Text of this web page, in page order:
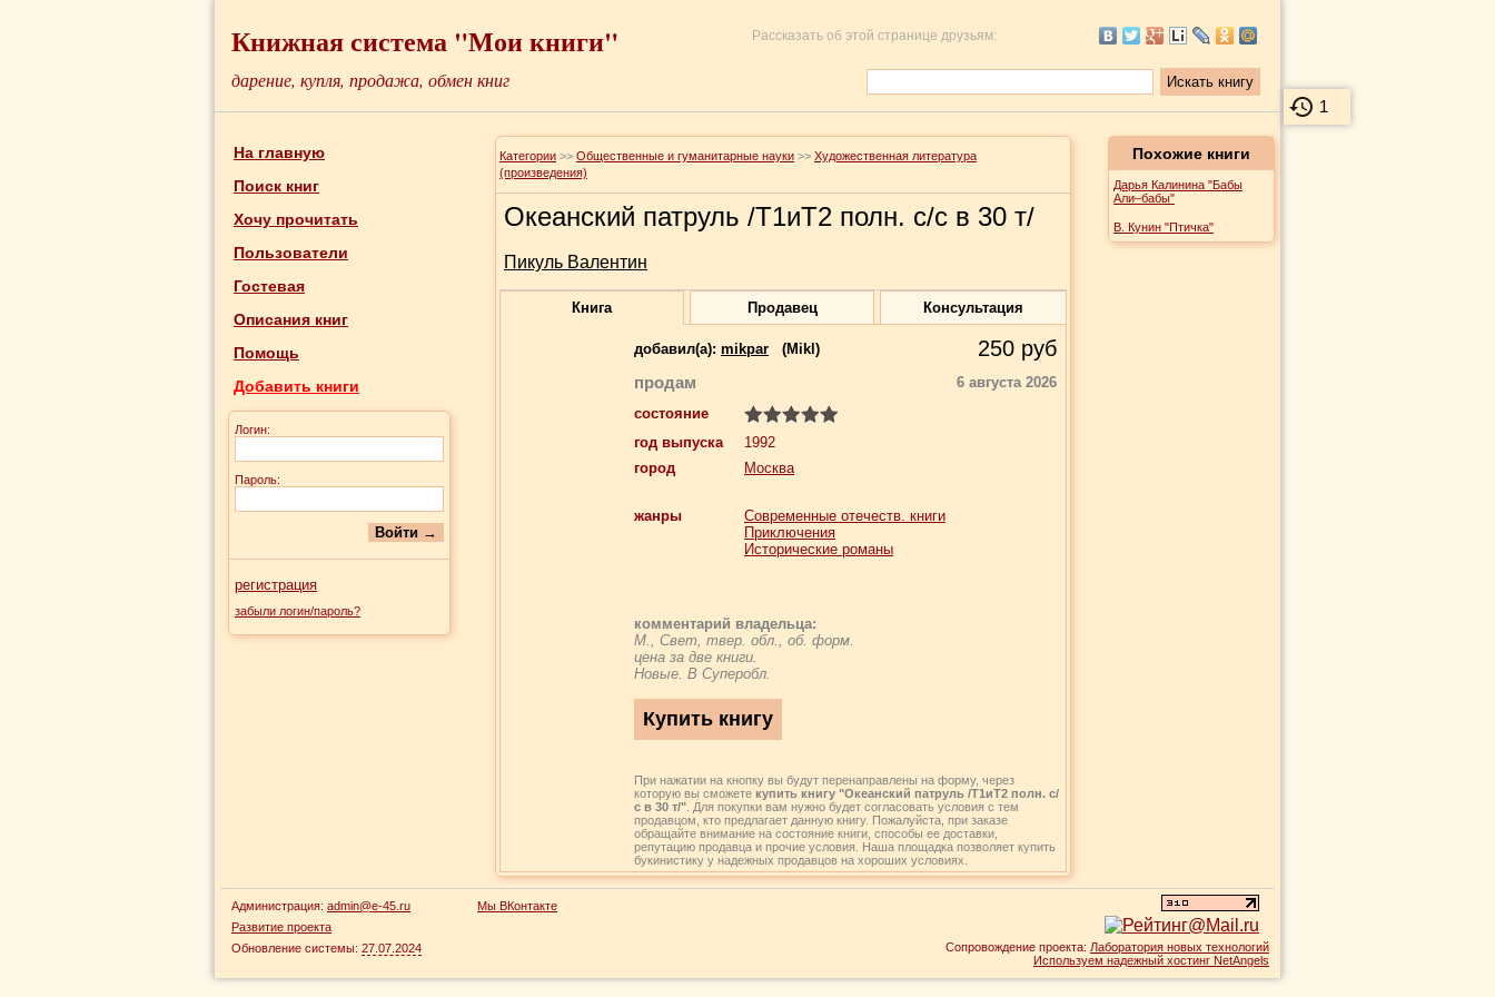
1
Книжная система "Мои книги" Рассказать об этой странице друзьям:
дарение, купля, продажа, обмен книг
На главную
Поиск книг
Хочу прочитать
Пользователи
Гостевая
Описания книг
Помощь
Добавить книги
Логин:
Пароль:
регистрация
забыли логин/пароль?
Категории >> Общественные и гуманитарные науки >> Художественная литература
(произведения)
Океанский патруль /Т1иТ2 полн. с/с в 30 т/
Пикуль Валентин
Книга Продавец Консультация
добавил(a): mikpar (Mikl) 250 руб
продам
6 августа 2026
состояние
год выпуска
1992
город
Москва
жанры
Современные отечеств. книги
Приключения
Исторические романы
комментарий владельца:
М., Свет, твер. обл., об. форм.
цена за две книги.
Новые. В Суперобл.
При нажатии на кнопку вы будут перенаправлены на форму, через
которую вы сможете купить книгу "Океанский патруль /Т1иТ2 полн. с/
с в 30 т/" . Для покупки вам нужно будет согласовать условия с тем
продавцом, кто предлагает данную книгу. Пожалуйста, при заказе
обращайте внимание на состояние книги, способы ее доставки,
репутацию продавца и прочие условия. Наша площадка позволяет купить
букинистику у надежных продавцов на хороших условиях.
Похожие книги
Дарья Калинина "Бабы
Али–бабы"
В. Кунин "Птичка"
Администрация: admin@e-45.ru
Развитие проекта
Обновление системы: 27.07.2024
Мы ВКонтакте
Сопровождение проекта: Лаборатория новых технологий
Используем надежный хостинг NetAngels